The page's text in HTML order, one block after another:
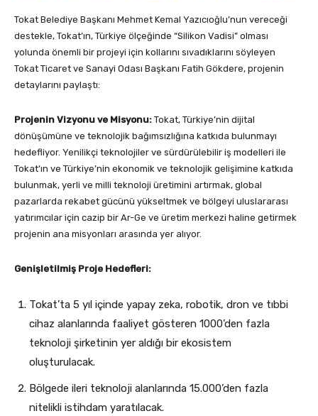
Tokat Belediye Başkanı Mehmet Kemal Yazıcıoğlu’nun vereceği
destekle, Tokat’ın, Türkiye ölçeğinde “Silikon Vadisi” olması
yolunda önemli bir projeyi için kollarını sıvadıklarını söyleyen
Tokat Ticaret ve Sanayi Odası Başkanı Fatih Gökdere, projenin
detaylarını paylaştı:
Projenin Vizyonu ve Misyonu: Tokat, Türkiye’nin dijital
dönüşümüne ve teknolojik bağımsızlığına katkıda bulunmayı
hedefliyor. Yenilikçi teknolojiler ve sürdürülebilir iş modelleri ile
Tokat’ın ve Türkiye’nin ekonomik ve teknolojik gelişimine katkıda
bulunmak, yerli ve milli teknoloji üretimini artırmak, global
pazarlarda rekabet gücünü yükseltmek ve bölgeyi uluslararası
yatırımcılar için cazip bir Ar-Ge ve üretim merkezi haline getirmek
projenin ana misyonları arasında yer alıyor.
Genişletilmiş Proje Hedefleri:
Tokat’ta 5 yıl içinde yapay zeka, robotik, dron ve tıbbi
cihaz alanlarında faaliyet gösteren 1000’den fazla
teknoloji şirketinin yer aldığı bir ekosistem
oluşturulacak.
Bölgede ileri teknoloji alanlarında 15.000’den fazla
nitelikli istihdam yaratılacak.